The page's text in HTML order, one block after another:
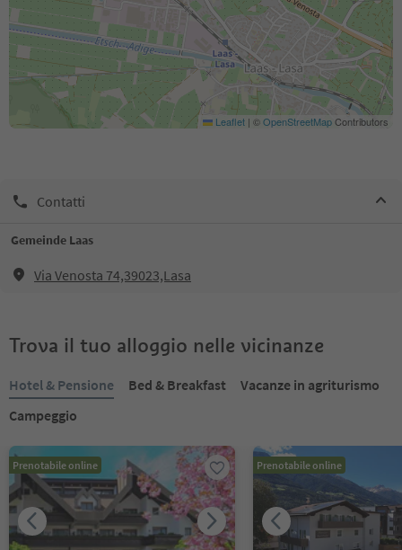
Leaflet | ©OpenStreetMapContributors
Contatti
Gemeinde Laas
Via Venosta 74,39023,Lasa
Trova il tuo alloggio nelle vicinanze
Hotel & Pensione Bed & Breakfast
Vacanze in agriturismo
Campeggio
Prenotabile online Prenotabile online